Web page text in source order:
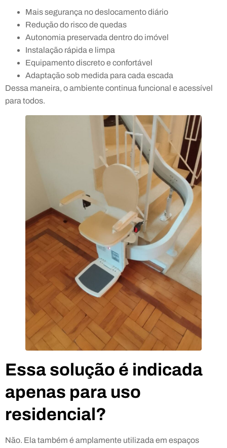
Mais segurança no deslocamento diário
Redução do risco de quedas
Autonomia preservada dentro do imóvel
Instalação rápida e limpa
Equipamento discreto e confortável
Adaptação sob medida para cada escada
Dessa maneira, o ambiente continua funcional e acessível
para todos.
Essa solução é indicada
apenas para uso
residencial?
Não. Ela também é amplamente utilizada em espaços